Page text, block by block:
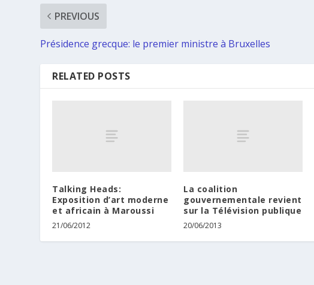
PREVIOUS
Présidence grecque: le premier ministre à Bruxelles
RELATED POSTS
Talking Heads:
Exposition d’art moderne
et africain à Maroussi
21/06/2012
La coalition
gouvernementale revient
sur la Télévision publique
20/06/2013